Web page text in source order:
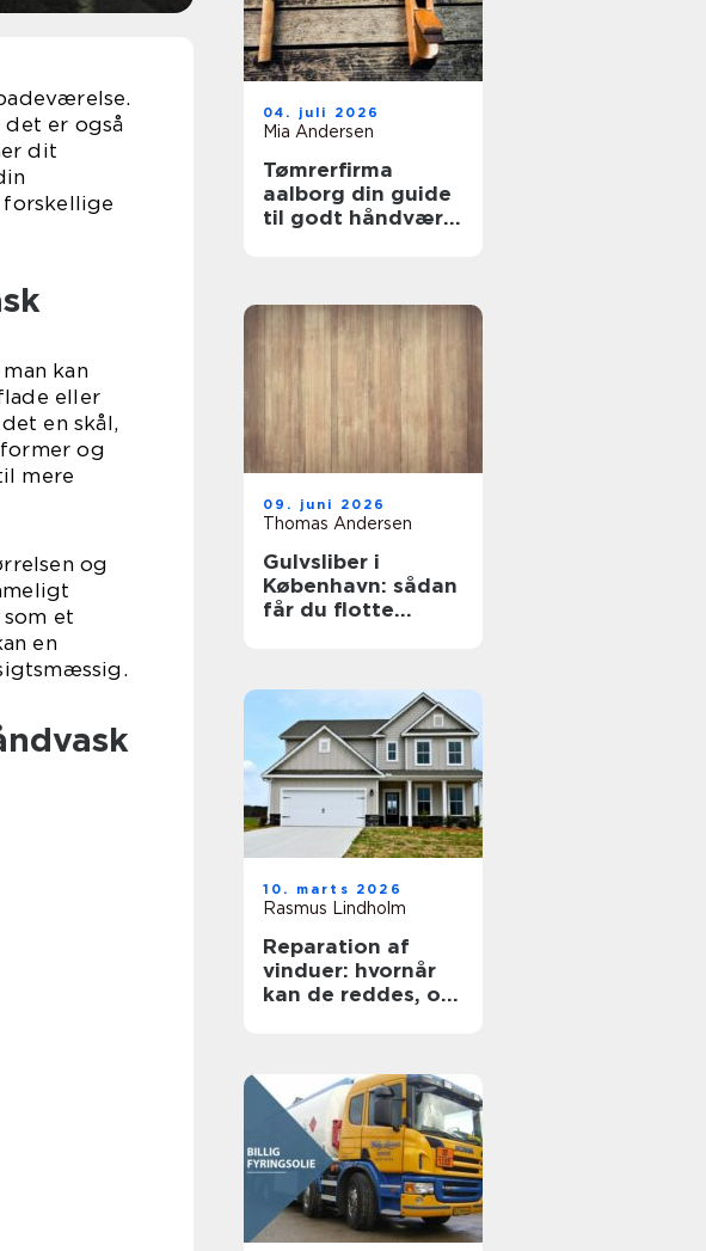
det er også
dit
forskellige
kan
eller
en skål,
og
mere
og
et
en
04. juli 2026
Mia Andersen
Tømrerfirma
aalborg din guide
til godt håndværk
09. juni 2026
Thomas Andersen
Gulvsliber i
København: sådan
får du flotte
10. marts 2026
Rasmus Lindholm
Reparation af
vinduer: hvornår
kan de reddes, og